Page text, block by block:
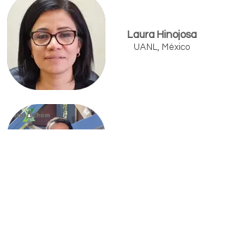
Laura Hinojosa
UANL, México